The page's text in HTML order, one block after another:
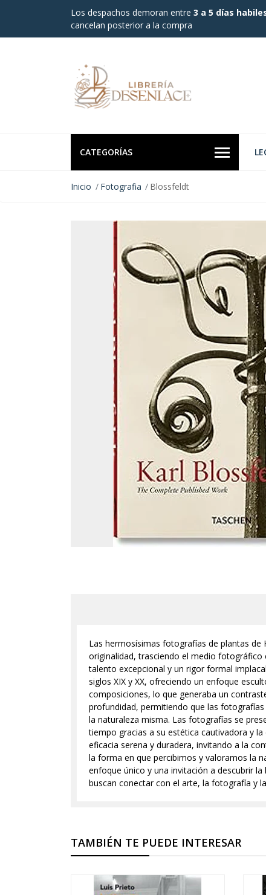
Los despachos demoran entre 3 a 5 días
cancelan posterior a la compra
CATEGORÍAS
Inicio Fotografia Blossfeldt
Las hermosísimas fotografías de plantas
originalidad, trasciendo el medio
talento excepcional y un rigor formal
siglos XIX y XX, ofreciendo un enfoque
composiciones, lo que generaba un
profundidad, permitiendo que las
la naturaleza misma. Las fotografías se
tiempo gracias a su estética cautivadora y
eficacia serena y duradera, invitando a la
la forma en que percibimos y valoramos la
enfoque único y una invitación a descubrir
buscan conectar con el arte, la fotografía y
TAMBIÉN TE PUEDE INTERESAR